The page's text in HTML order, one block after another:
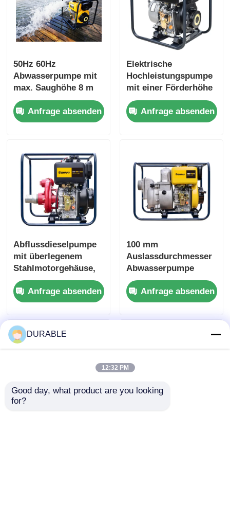
50Hz 60Hz
Abwasserpumpe mit
max. Saughöhe 8 m
und Nennförderhöhe
16 m, geeignet für
Kläranlagen
Anfrage absenden
Elektrische
Hochleistungspumpe
mit einer Förderhöhe
von 16 m, konzipiert
zur Steigerung der
Produktivität in
Anfrage absenden
Abflussdieselpumpe
mit überlegenem
Stahlmotorgehäuse,
optimiert für den
Dauerbetrieb und bei
hohen Belastungen
Anfrage absenden
100 mm
Auslassdurchmesser
Abwasserpumpe
Nennkopf
Gesamtkopf 16 m
Nennleistung 8,6 kW
Abwasserübertragun
g
Anfrage absenden
DURABLE
12:32 PM
Good day, what product are you looking
for?